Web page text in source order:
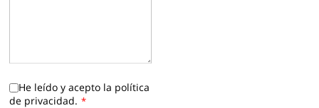
He leído y acepto la política
de privacidad. *